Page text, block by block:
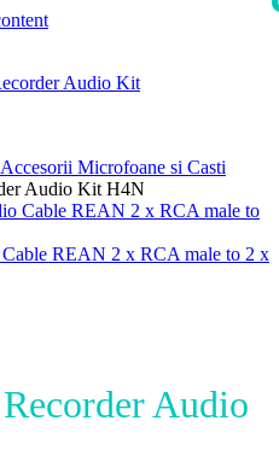
Accesorii Microfoane si Casti
Audio Kit H4N
REAN 2 x RCA male to 2 x
Audio